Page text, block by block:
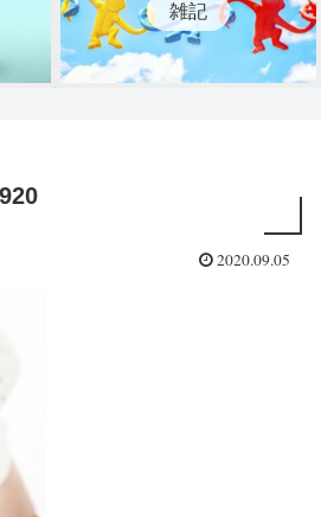
雑記
2020.09.05